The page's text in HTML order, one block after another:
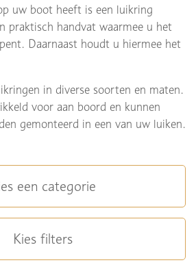
uw boot heeft is een luikring
praktisch handvat waarmee u het
Daarnaast houdt u hiermee het
in diverse soorten en maten.
voor aan boord en kunnen
gemonteerd in een van uw luiken.
een categorie
Kies filters